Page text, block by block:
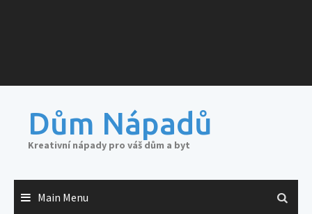
Dům Nápadů
Kreativní nápady pro váš dům a byt
Main Menu